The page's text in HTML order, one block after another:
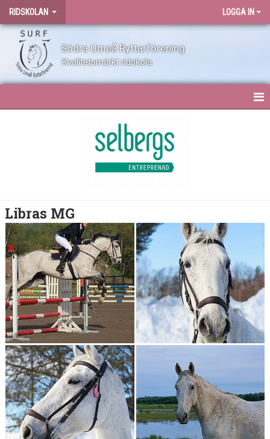
RIDSKOLAN LOGGA IN
Södra Umeå Ryttarförening
Kvalitetsmärkt ridskola
DALIQUE
DOLMEN DEFAULT OPTION
ELIASES ROYALTY
FRANS JÄGER
FREAKY FREYA
HEX
JOEY
KAJSA KAVAT
LADY VIVANT
Libras MG